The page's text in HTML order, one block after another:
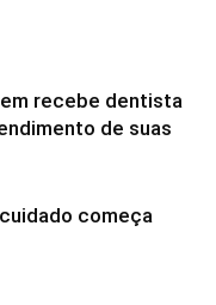
recebe dentista
de suas
começa